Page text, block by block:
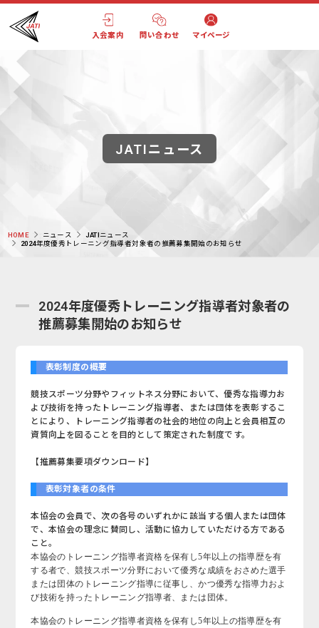
入会案内 問い合わせ マイページ
JATIニュース
HOME ニュース
JATIニュース
2024年度優秀トレーニング指導者対象者の推薦募集開始のお知らせ
2024年度優秀トレーニング指導者対象者の
推薦募集開始のお知らせ
表彰制度の概要
競技スポーツ分野やフィットネス分野において、優秀な指導力お
よび技術を持ったトレーニング指導者、または団体を表彰するこ
とにより、トレーニング指導者の社会的地位の向上と会員相互の
資質向上を図ることを目的として策定された制度です。
【推薦募集要項ダウンロード】
表彰対象者の条件
本協会の会員で、次の各号のいずれかに該当する個人または団体
で、本協会の理念に賛同し、活動に協力していただける方である
こと。
本協会のトレーニング指導者資格を保有し5年以上の指導歴を有
する者で、競技スポーツ分野において優秀な成績をおさめた選手
または団体のトレーニング指導に従事し、かつ優秀な指導力およ
び技術を持ったトレーニング指導者、または団体。
本協会のトレーニング指導者資格を保有し5年以上の指導歴を有